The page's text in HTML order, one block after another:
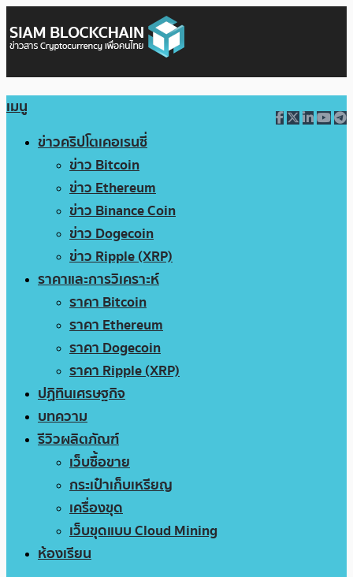
เมนู
ข่าวคริปโตเคอเรนซี่
ข่าว Bitcoin
ข่าว Ethereum
ข่าว Binance Coin
ข่าว Dogecoin
ข่าว Ripple (XRP)
ราคาและการวิเคราะห์
ราคา Bitcoin
ราคา Ethereum
ราคา Dogecoin
ราคา Ripple (XRP)
ปฏิทินเศรษฐกิจ
บทความ
รีวิวผลิตภัณฑ์
เว็บซื้อขาย
กระเป๋าเก็บเหรียญ
เครื่องขุด
เว็บขุดแบบ Cloud Mining
ห้องเรียน